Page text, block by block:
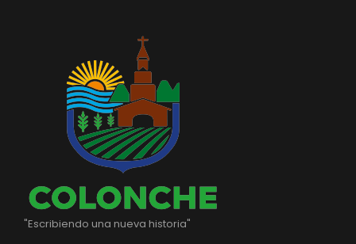
"Escribiendo una nueva historia"